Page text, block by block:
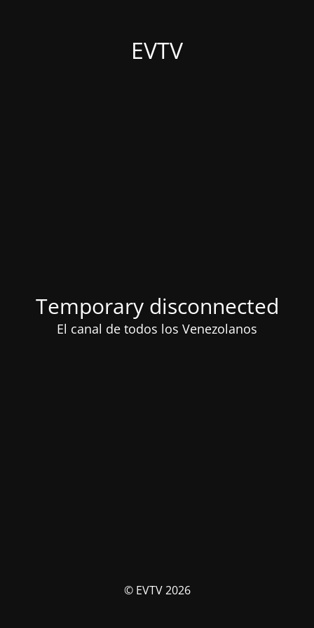
EVTV
Temporary disconnected
El canal de todos los Venezolanos
© EVTV 2026